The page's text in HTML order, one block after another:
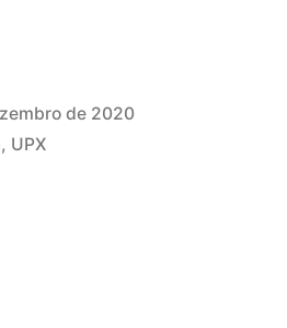
de 2020
, UPX